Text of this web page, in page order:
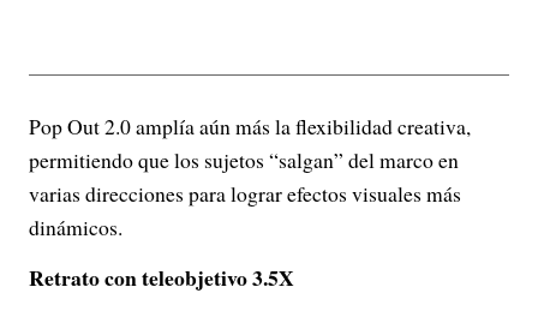
Pop Out 2.0 amplía aún más la flexibilidad creativa,
permitiendo que los sujetos “salgan” del marco en
varias direcciones para lograr efectos visuales más
dinámicos.
Retrato con teleobjetivo 3.5X